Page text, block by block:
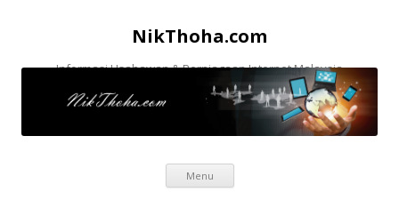
NikThoha.com
Informasi Usahawan & Perniagaan Internet Malaysia
Menu
Skip to content